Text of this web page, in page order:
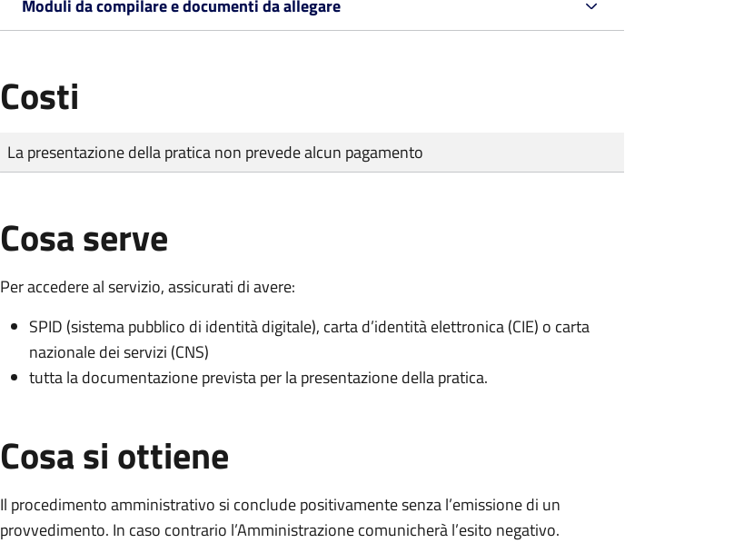
Moduli da compilare e documenti da allegare
Costi
Tipo di pagamento
Importo
La presentazione della pratica non prevede alcun pagamento
Cosa serve
Per accedere al servizio, assicurati di avere:
SPID (sistema pubblico di identità digitale), carta d’identità elettronica (CIE) o carta
nazionale dei servizi (CNS)
tutta la documentazione prevista per la presentazione della pratica.
Cosa si ottiene
Il procedimento amministrativo si conclude positivamente senza l’emissione di un
provvedimento. In caso contrario l’Amministrazione comunicherà l’esito negativo.